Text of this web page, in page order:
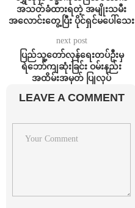
အသတ်ခံထားရတဲ့ အမျိုးသမီး
အလောင်းတွေ့ပြီး ပိုင်ရှင်မပေါ်သေး
next post
ပြည်သူ့တော်လှန်ရေးတပ်ဦးမှ
ရဲဘော်ကျဆုံးခြင်း ဝမ်းနည်း
အထိမ်းအမှတ် ပြုလုပ်
LEAVE A COMMENT